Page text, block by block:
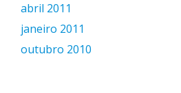
abril 2011
janeiro 2011
outubro 2010